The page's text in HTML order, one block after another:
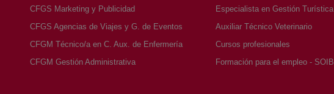
CFGS Marketing y Publicidad
CFGS Agencias de Viajes y G. de Eventos
CFGM Técnico/a en C. Aux. de Enfermería
CFGM Gestión Administrativa
Especialista en Gestión Turística
Auxiliar Técnico Veterinario
Cursos profesionales
Formación para el empleo - SOIB